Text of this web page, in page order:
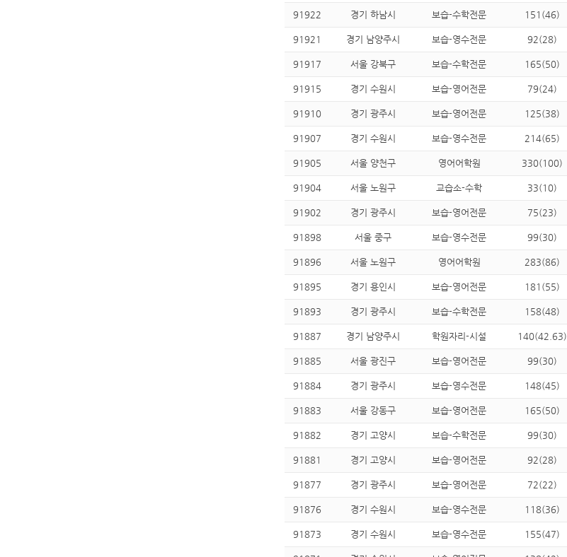
91922 경기 하남시 보습-수학전문 151(46)
91921 경기 남양주시 보습-영수전문 92(28)
91917 서울 강북구 보습-수학전문 165(50)
91915 경기 수원시 보습-영어전문 79(24)
91910 경기 광주시 보습-영어전문 125(38)
91907 경기 수원시 보습-영수전문 214(65)
91905 서울 양천구 영어어학원 330(100)
91904 서울 노원구 교습소-수학 33(10)
91902 경기 광주시 보습-영어전문 75(23)
91898 서울 중구 보습-영수전문 99(30)
91896 서울 노원구 영어어학원 283(86)
91895 경기 용인시 보습-영어전문 181(55)
91893 경기 광주시 보습-수학전문 158(48)
91887 경기 남양주시 학원자리-시설 140(42.63)
91885 서울 광진구 보습-영어전문 99(30)
91884 경기 광주시 보습-영수전문 148(45)
91883 서울 강동구 보습-영어전문 165(50)
91882 경기 고양시 보습-수학전문 99(30)
91881 경기 고양시 보습-영어전문 92(28)
91877 경기 광주시 보습-영어전문 72(22)
91876 경기 수원시 보습-영수전문 118(36)
91873 경기 수원시 보습-영수전문 155(47)